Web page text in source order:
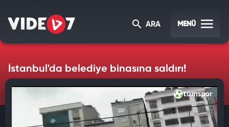
ARA MENÜ
İstanbul'da belediye binasına saldırı!